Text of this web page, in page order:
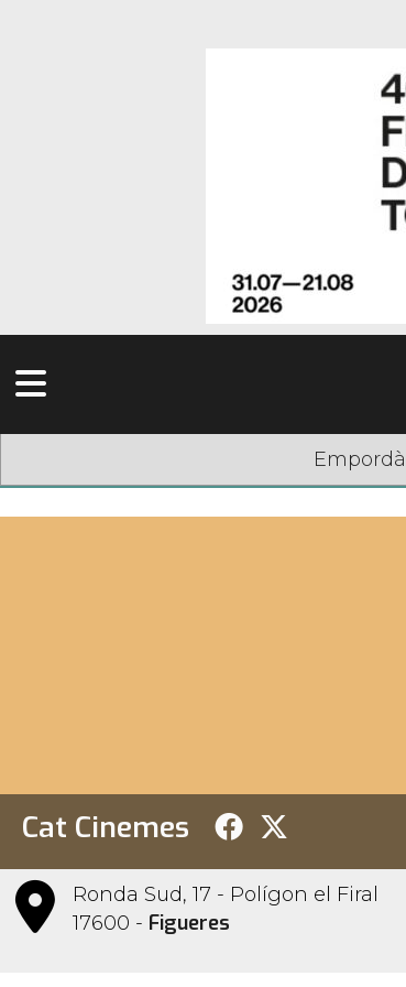
Empordà
Cat Cinemes
Ronda Sud, 17 - Polígon el Firal
17600 - Figueres